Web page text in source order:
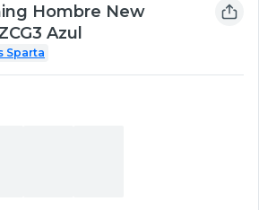
Hombre New
Azul
Sparta